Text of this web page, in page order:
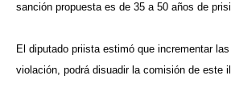
sanción propuesta es de 35 a 50 años de
El diputado priista estimó que incrementar
violación, podrá disuadir la comisión de este